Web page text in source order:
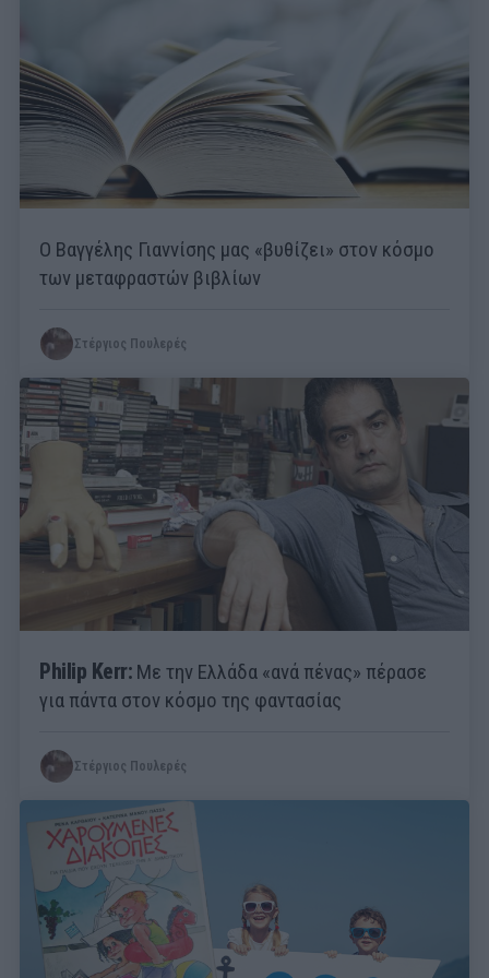
Ο Βαγγέλης Γιαννίσης μας «βυθίζει» στον κόσμο
των μεταφραστών βιβλίων
Στέργιος Πουλερές
Philip Kerr: Με την Ελλάδα «ανά πένας» πέρασε
για πάντα στον κόσμο της φαντασίας
Στέργιος Πουλερές